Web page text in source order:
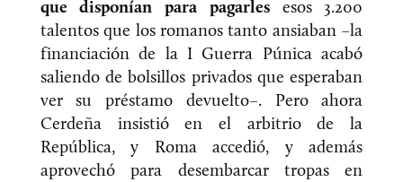
que disponían para pagarlesesos 3.200
talentos que los romanos tanto ansiaban –la
financiación de la I Guerra Púnica acabó
saliendo de bolsillos privados que esperaban
ver su préstamo devuelto–. Pero ahora
Cerdeña insistió en el arbitrio de la
República, y Roma accedió, y además
aprovechó para desembarcar tropas en